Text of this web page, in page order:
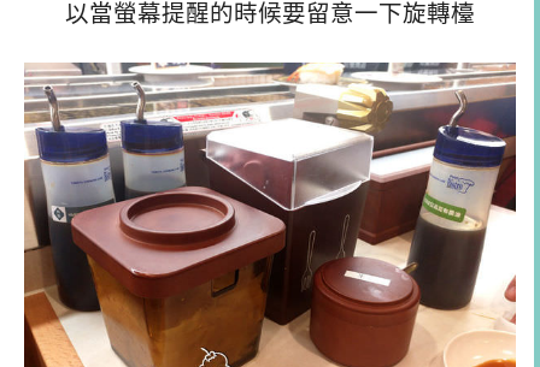
以當螢幕提醒的時候要留意一下旋轉檯